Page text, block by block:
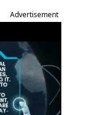
Advertisement